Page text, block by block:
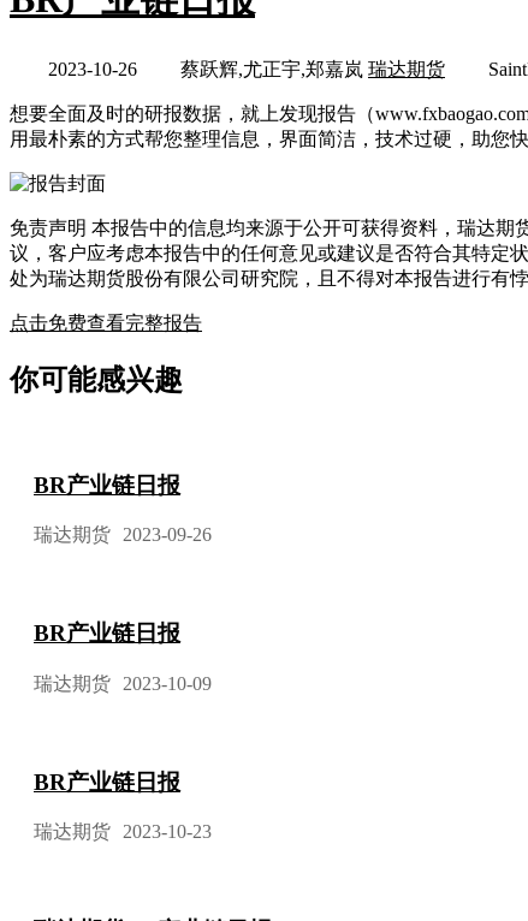
2023-10-26 蔡跃辉,尤正宇,郑嘉岚 瑞达期货
想要全面及时的研报数据，就上发现报告（
用最朴素的方式帮您整理信息，界面简洁，技术过硬，助您
免责声明 本报告中的信息均来源于公开可获得资料，瑞达
议，客户应考虑本报告中的任何意见或建议是否符合其特定
处为瑞达期货股份有限公司研究院，且不得对本报告进行有
点击免费查看完整报告
你可能感兴趣
BR产业链日报
瑞达期货 2023-09-26
BR产业链日报
瑞达期货 2023-10-09
BR产业链日报
瑞达期货 2023-10-23